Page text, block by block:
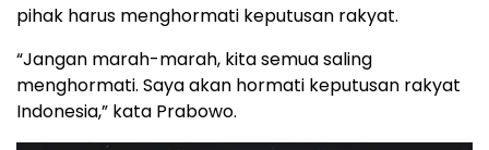
pihak harus menghormati keputusan rakyat.
“Jangan marah-marah, kita semua saling
menghormati. Saya akan hormati keputusan rakyat
Indonesia,” kata Prabowo.